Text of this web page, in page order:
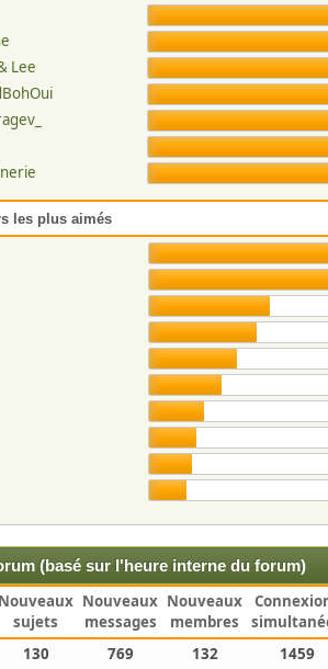
Lee
les plus aimés
(basé sur l'heure interne du forum)
Nouveaux
sujets
Nouveaux
messages
Nouveaux
membres
130 769 132
1459